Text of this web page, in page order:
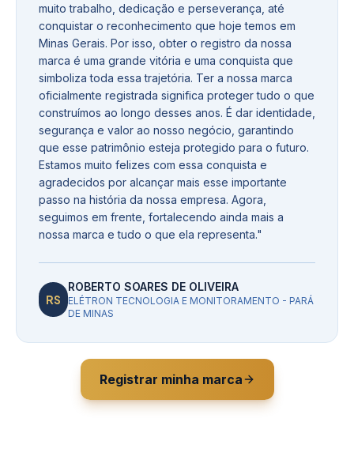
muito trabalho, dedicação e perseverança, até
conquistar o reconhecimento que hoje temos em
Minas Gerais. Por isso, obter o registro da nossa
marca é uma grande vitória e uma conquista que
simboliza toda essa trajetória. Ter a nossa marca
oficialmente registrada significa proteger tudo o que
construímos ao longo desses anos. É dar identidade,
segurança e valor ao nosso negócio, garantindo
que esse patrimônio esteja protegido para o futuro.
Estamos muito felizes com essa conquista e
agradecidos por alcançar mais esse importante
passo na história da nossa empresa. Agora,
seguimos em frente, fortalecendo ainda mais a
nossa marca e tudo o que ela representa."
RS
ROBERTO SOARES DE OLIVEIRA
ELÉTRON TECNOLOGIA E MONITORAMENTO - PARÁ
DE MINAS
Registrar minha marca